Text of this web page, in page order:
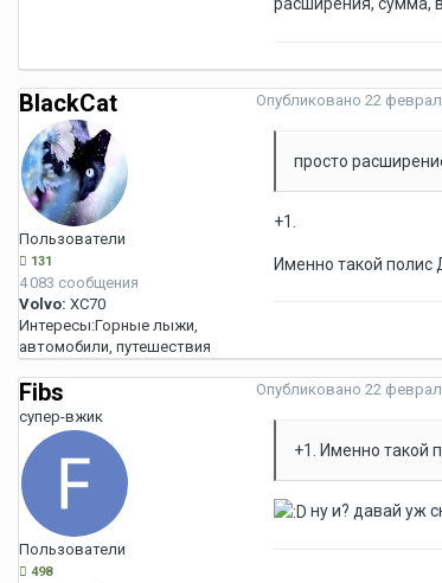
BlackCat
Пользователи
131
4 083 сообщения
Volvo: XC70
Интересы:Горные лыжи,
автомобили, путешествия
Опубликовано 22
просто
+1.
Именно такой полис
Fibs
супер-вжик
Пользователи
498
Опубликовано 22
+1. Именно такой
ну и? давай уж